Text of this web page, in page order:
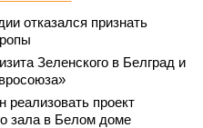
отказался признать
Зеленского в Белград и
проект
зала в Белом доме